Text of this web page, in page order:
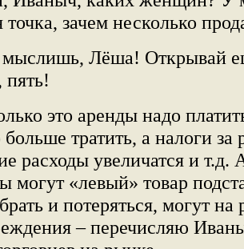
точка, зачем несколько
Лёша! Открывай
пять!
это аренды надо
тратить, а налоги за
расходы увеличатся и т.д.
могут «левый» товар
и потеряться, могут
– перечисляю